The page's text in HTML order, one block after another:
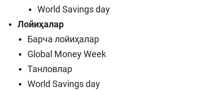
World Savings day
Лойиҳалар
Барча лойиҳалар
Global Money Week
Танловлар
World Savings day